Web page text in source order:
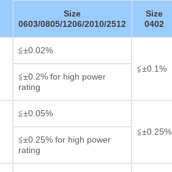
Size
0603/0805/1206/2010/2512
Size
0402
≦±0.02%
≦±0.1%
≦±0.2% for high power
rating
≦±0.05%
≦±0.25%
≦±0.25% for high power
rating